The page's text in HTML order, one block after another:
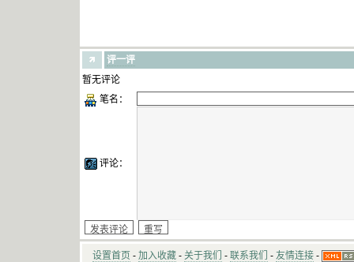
评一评
暂无评论
笔名：
评论：
设置首页 - 加入收藏 - 关于我们 - 联系我们 - 友情连接 -